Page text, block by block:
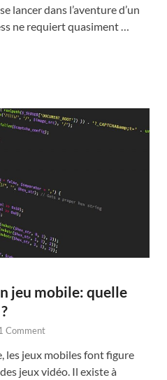
lancer dans l’aventure d’un
ne requiert quasiment …
jeu mobile: quelle
Comment
les jeux mobiles font figure
jeux vidéo. Il existe à